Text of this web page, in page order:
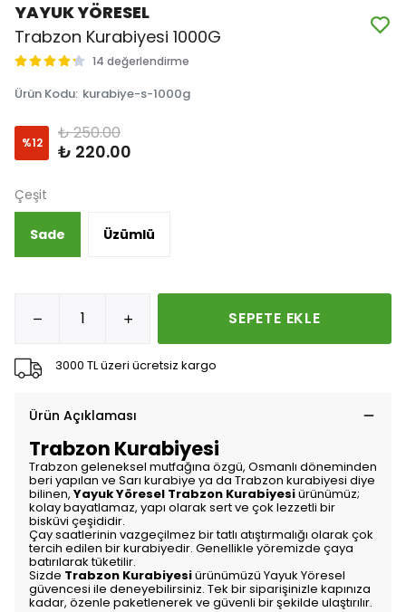
YAYUK YÖRESEL
Trabzon Kurabiyesi 1000G
14 değerlendirme
Ürün Kodu: kurabiye-s-1000g
%12 ₺ 250.00
₺ 220.00
Çeşit
Sade Üzümlü
SEPETE EKLE
3000 TL üzeri ücretsiz kargo
Ürün Açıklaması
Trabzon Kurabiyesi
Trabzon geleneksel mutfağına özgü, Osmanlı döneminden
beri yapılan ve Sarı kurabiye ya da Trabzon kurabiyesi diye
bilinen, Yayuk Yöresel Trabzon Kurabiyesiürünümüz;
kolay bayatlamaz, yapı olarak sert ve çok lezzetli bir
bisküvi çeşididir.
Çay saatlerinin vazgeçilmez bir tatlı atıştırmalığı olarak çok
tercih edilen bir kurabiyedir. Genellikle yöremizde çaya
batırılarak tüketilir.
Sizde Trabzon Kurabiyesiürünümüzü Yayuk Yöresel
güvencesi ile deneyebilirsiniz. Tek bir siparişinizle kapınıza
kadar, özenle paketlenerek ve güvenli bir şekilde ulaştırılır.